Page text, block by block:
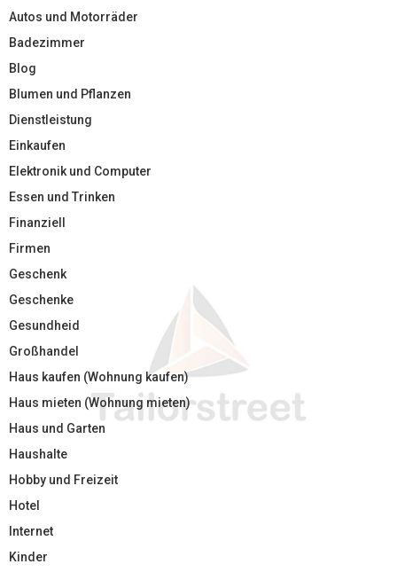
Autos und Motorräder
Badezimmer
Blog
Blumen und Pflanzen
Dienstleistung
Einkaufen
Elektronik und Computer
Essen und Trinken
Finanziell
Firmen
Geschenk
Geschenke
Gesundheid
Großhandel
Haus kaufen (Wohnung kaufen)
Haus mieten (Wohnung mieten)
Haus und Garten
Haushalte
Hobby und Freizeit
Hotel
Internet
Kinder